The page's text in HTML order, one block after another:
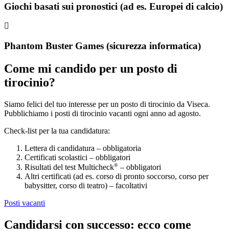
Giochi basati sui pronostici (ad es. Europei di calcio)
Phantom Buster Games (sicurezza informatica)
Come mi candido per un posto di
tirocinio?
Siamo felici del tuo interesse per un posto di tirocinio da Viseca.
Pubblichiamo i posti di tirocinio vacanti ogni anno ad agosto.
Check-list per la tua candidatura:
Lettera di candidatura – obbligatoria
Certificati scolastici – obbligatori
Risultati del test Multicheck® – obbligatori
Altri certificati (ad es. corso di pronto soccorso, corso per
babysitter, corso di teatro) – facoltativi
Posti vacanti
Candidarsi con successo: ecco come